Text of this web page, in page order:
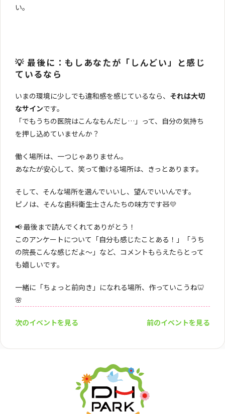
い。
💡 最後に：もしあなたが「しんどい」と感じ
ているなら
いまの環境に少しでも違和感を感じているなら、 それは大切
なサインです。
「でもうちの医院はこんなもんだし…」って、自分の気持ち
を押し込めていませんか？
働く場所は、一つじゃありません。
あなたが安心して、笑って働ける場所は、きっとあります。
そして、そんな場所を選んでいいし、望んでいいんです。
ピノは、そんな歯科衛生士さんたちの味方です🧸💛
📢 最後まで読んでくれてありがとう！
このアンケートについて「自分も感じたことある！」「うち
の院長こんな感じだよ〜」など、コメントもらえたらとって
も嬉しいです。
一緒に「ちょっと前向き」になれる場所、作っていこうね🦷
🌸
次のイベントを見る 前のイベントを見る